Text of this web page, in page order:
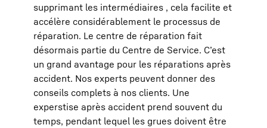
supprimant les intermédiaires , cela facilite et
accélère considérablement le processus de
réparation. Le centre de réparation fait
désormais partie du Centre de Service. C’est
un grand avantage pour les réparations après
accident. Nos experts peuvent donner des
conseils complets à nos clients. Une
experstise après accident prend souvent du
temps, pendant lequel les grues doivent être